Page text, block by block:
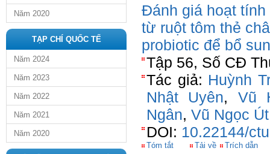
Năm 2020
TẠP CHÍ QUỐC TẾ
Năm 2024
Năm 2023
Năm 2022
Năm 2021
Năm 2020
Đánh giá hoạt
từ ruột tôm thẻ
probiotic để bổ
Tập 56, Số CĐ
Tác giả: Huỳnh
Nhật Uyên, Vũ
Ngân, Vũ Ngọc Út
DOI: 10.22144/
Tóm tắt Tải về Trích dẫn